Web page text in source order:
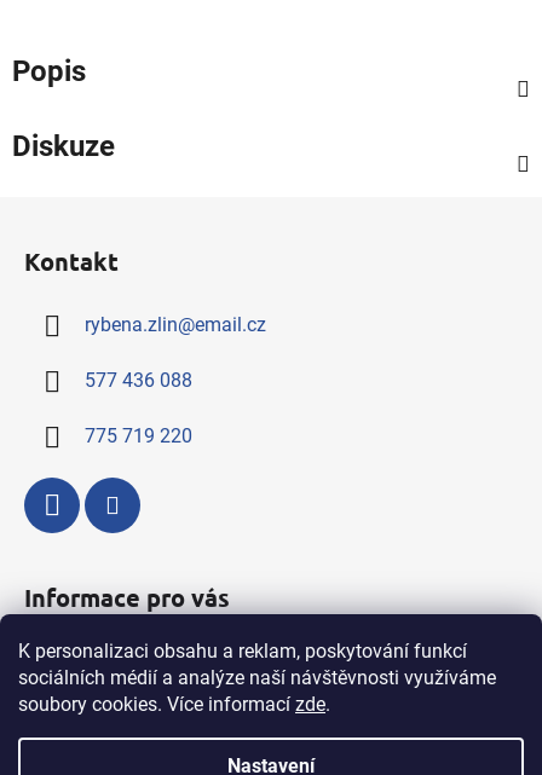
K personalizaci obsahu a reklam, poskytování funkcí
sociálních médií a analýze naší návštěvnosti využíváme
soubory cookies. Více informací zde.
Nastavení
Popis
Diskuze
Kontakt
rybena.zlin@email.cz
577 436 088
775 719 220
Informace pro vás
Kompletní nabídka výrobků a služeb
Obchodní podmínky